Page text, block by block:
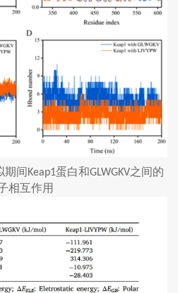
间 Keap1蛋白和GLWGKV之间的
相互作用